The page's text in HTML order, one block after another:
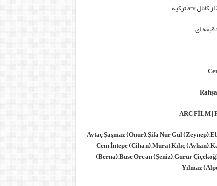
Aytaç Şaşmaz (Onur), Şifa Nur Gül
Cem İntepe (Cihan), Murat Kılıç (Ayhan),
(Berna), Buse Orcan (Şeniz), Gurur
Yılmaz